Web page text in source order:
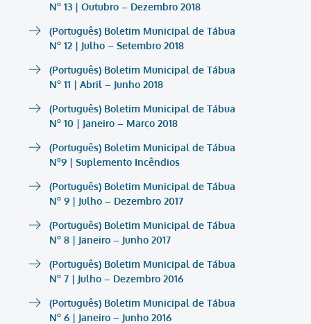
Nº 13 | Outubro – Dezembro 2018
(Português) Boletim Municipal de Tábua
Nº 12 | Julho – Setembro 2018
(Português) Boletim Municipal de Tábua
Nº 11 | Abril – Junho 2018
(Português) Boletim Municipal de Tábua
Nº 10 | Janeiro – Março 2018
(Português) Boletim Municipal de Tábua
Nº9 | Suplemento Incêndios
(Português) Boletim Municipal de Tábua
Nº 9 | Julho – Dezembro 2017
(Português) Boletim Municipal de Tábua
Nº 8 | Janeiro – Junho 2017
(Português) Boletim Municipal de Tábua
Nº 7 | Julho – Dezembro 2016
(Português) Boletim Municipal de Tábua
Nº 6 | Janeiro – Junho 2016